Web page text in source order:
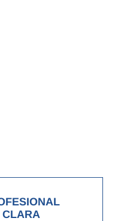
CLARA